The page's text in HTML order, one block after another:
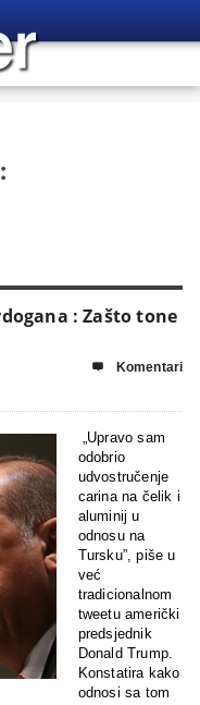
: Zašto tone
 Komentari
„Upravo sam
odobrio
udvostručenje
carina na čelik i
aluminij u
odnosu na
Tursku”, piše u
već
tradicionalnom
tweetu američki
predsjednik
Donald Trump.
Konstatira kako
odnosi sa tom